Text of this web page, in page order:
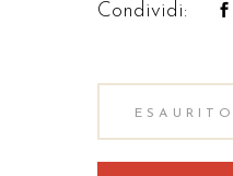
Condividi:
ESAURITO